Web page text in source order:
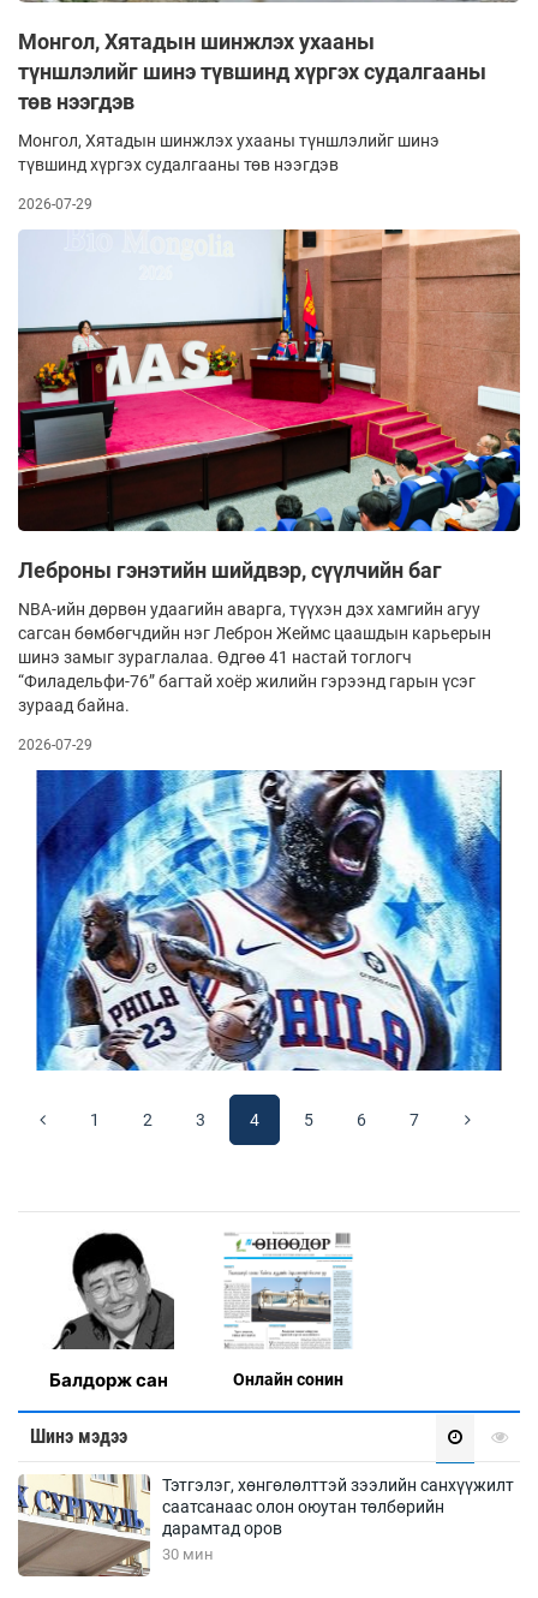
Монгол, Хятадын шинжлэх ухааны
түншлэлийг шинэ түвшинд хүргэх судалгааны
төв нээгдэв
Монгол, Хятадын шинжлэх ухааны түншлэлийг шинэ
түвшинд хүргэх судалгааны төв нээгдэв
2026-07-29
Леброны гэнэтийн шийдвэр, сүүлчийн баг
NBА-ийн дөрвөн удаагийн аварга, түүхэн дэх хамгийн агуу
сагсан бөмбөгчдийн нэг Леброн Жеймс цаашдын карьерын
шинэ замыг зураглалаа. Өдгөө 41 настай тоглогч
“Филадельфи-76” багтай хоёр жилийн гэрээнд гарын үсэг
зураад байна.
2026-07-29
1 2 3 4 5 6 7
Балдорж сан Онлaйн сонин
Шинэ мэдээ
Тэтгэлэг, хөнгөлөлттэй зээлийн санхүүжилт
саатсанаас олон оюутан төлбөрийн
дарамтад оров
30 мин